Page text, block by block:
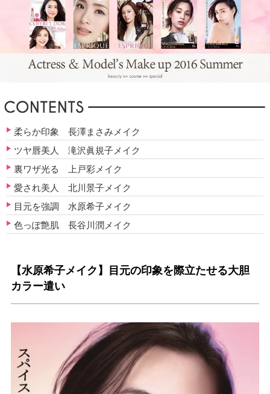
柔らか印象 長澤まさみメイク
ツヤ唇美人 滝沢眞規子メイク
裏ワザ光る 上戸彩メイク
愛され美人 北川景子メイク
目元を強調 水原希子メイク
色っぽ艶肌 長谷川潤メイク
【水原希子メイク】目元の印象を際立たせる大胆
カラー遣い